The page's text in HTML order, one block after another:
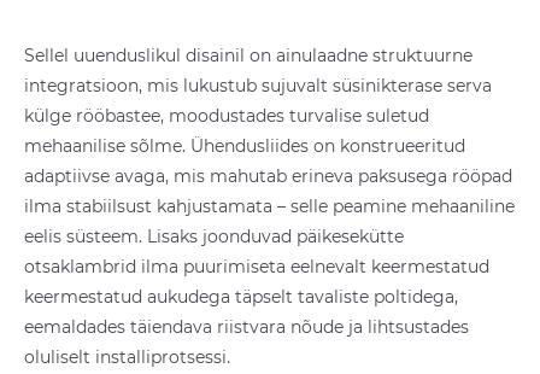
Sellel uuenduslikul disainil on ainulaadne struktuurne
integratsioon, mis lukustub sujuvalt süsinikterase serva
külge rööbastee, moodustades turvalise suletud
mehaanilise sõlme. Ühendusliides on konstrueeritud
adaptiivse avaga, mis mahutab erineva paksusega rööpad
ilma stabiilsust kahjustamata – selle peamine mehaaniline
eelis süsteem. Lisaks joonduvad päikesekütte
otsaklambrid ilma puurimiseta eelnevalt keermestatud
keermestatud aukudega täpselt tavaliste poltidega,
eemaldades täiendava riistvara nõude ja lihtsustades
oluliselt installiprotsessi.